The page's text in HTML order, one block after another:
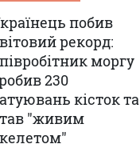
побив
рекорд:
моргу
230
кісток та
"живим